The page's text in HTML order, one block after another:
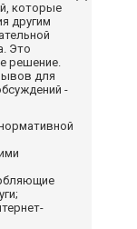
которые
другим
Это
решение.
для
-